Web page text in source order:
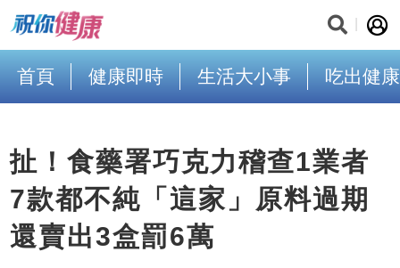
首頁 健康即時 生活大小事 吃出健康
扯！食藥署巧克力稽查1業者
7款都不純「這家」原料過期
還賣出3盒罰6萬